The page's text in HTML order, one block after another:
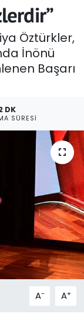
Öztürkler,
İnönü
Başarı
DK
SÜRESI
A- A+